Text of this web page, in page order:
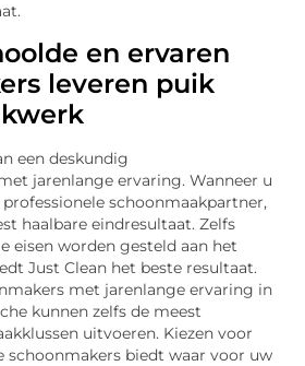
en ervaren
leveren puik
een deskundig
jarenlange ervaring. Wanneer u
schoonmaakpartner,
haalbare eindresultaat. Zelfs
eisen worden gesteld aan het
Just Clean het beste resultaat.
met jarenlange ervaring in
kunnen zelfs de meest
uitvoeren. Kiezen voor
schoonmakers biedt waar voor uw